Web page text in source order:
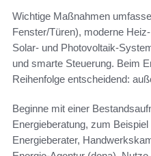
Wichtige Maßnahmen
Fenster/Türen), moderne
Solar- und Photovoltaik-
und smarte Steuerung. Beim
Reihenfolge entscheidend:
Beginne mit einer
Energieberatung, zum
Energieberater,